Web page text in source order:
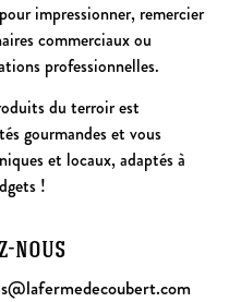
impressionner, remercier
commerciaux ou
professionnelles.
du terroir est
gourmandes et vous
et locaux, adaptés à
!
nous